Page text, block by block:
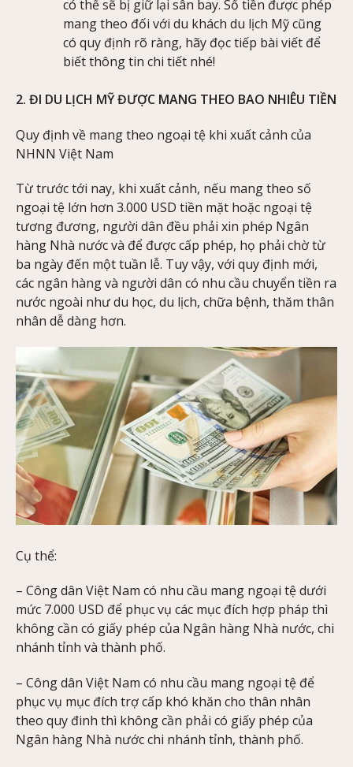
có thể sẽ bị giữ lại sân bay. Số tiền được phép
mang theo đối với du khách du lịch Mỹ cũng
có quy định rõ ràng, hãy đọc tiếp bài viết để
biết thông tin chi tiết nhé!
2. ĐI DU LỊCH MỸ ĐƯỢC MANG THEO BAO NHIÊU TIỀN
Quy định về mang theo ngoại tệ khi xuất cảnh của
NHNN Việt Nam
Từ trước tới nay, khi xuất cảnh, nếu mang theo số
ngoại tệ lớn hơn 3.000 USD tiền mặt hoặc ngoại tệ
tương đương, người dân đều phải xin phép Ngân
hàng Nhà nước và để được cấp phép, họ phải chờ từ
ba ngày đến một tuần lễ. Tuy vậy, với quy định mới,
các ngân hàng và người dân có nhu cầu chuyển tiền ra
nước ngoài như du học, du lịch, chữa bệnh, thăm thân
nhân dễ dàng hơn.
Cụ thể:
– Công dân Việt Nam có nhu cầu mang ngoại tệ dưới
mức 7.000 USD để phục vụ các mục đích hợp pháp thì
không cần có giấy phép của Ngân hàng Nhà nước, chi
nhánh tỉnh và thành phố.
– Công dân Việt Nam có nhu cầu mang ngoại tệ để
phục vụ mục đích trợ cấp khó khăn cho thân nhân
theo quy đinh thì không cần phải có giấy phép của
Ngân hàng Nhà nước chi nhánh tỉnh, thành phố.